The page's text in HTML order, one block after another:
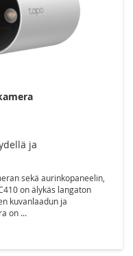
ja
sekä aurinkopaneelin,
on älykäs langaton
kuvanlaadun ja
on ...